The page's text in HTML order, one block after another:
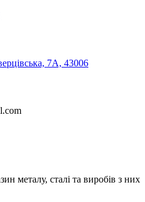
7А, 43006
металу, сталі та виробів з них